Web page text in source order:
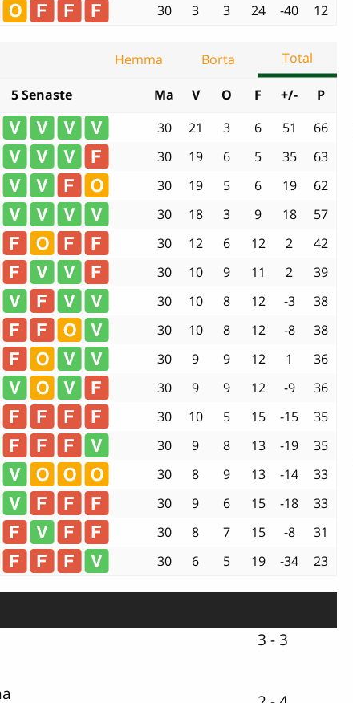
30 3 3 24 -40 12
Hemma Borta Total
5 Senaste Ma V O F +/-
P
30 21 3 6 51
66
30 19 6 5 35
63
30 19 5 6 19
62
30 18 3 9 18
57
30 12 6 12 2
42
30 10 9 11 2
39
30 10 8 12 -3
38
30 10 8 12 -8
38
30 9 9 12 1
36
30 9 9 12 -9
36
30 10 5 15 -15
35
30 9 8 13 -19
35
30 8 9 13 -14
33
30 9 6 15 -18
33
30 8 7 15 -8
31
30 6 5 19 -34 23
3 - 3